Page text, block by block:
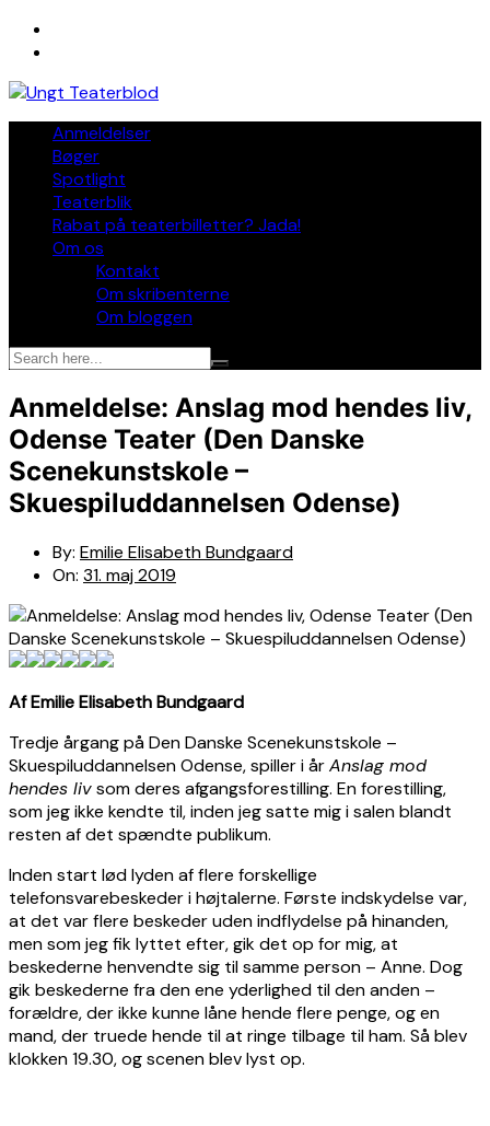
Skip
Anmeldelser
Bøger
Spotlight
Teaterblik
Rabat på teaterbilletter? Jada!
Om os
Kontakt
Om skribenterne
Om bloggen
Anmeldelse: Anslag mod hendes liv,
Odense Teater (Den Danske
Scenekunstskole –
Skuespiluddannelsen Odense)
By: Emilie Elisabeth Bundgaard
On: 31. maj 2019
Af Emilie Elisabeth Bundgaard
Tredje årgang på Den Danske Scenekunstskole –
Skuespiluddannelsen Odense, spiller i årAnslag mod
hendes livsom deres afgangsforestilling. En forestilling,
som jeg ikke kendte til, inden jeg satte mig i salen blandt
resten af det spændte publikum.
Inden start lød lyden af flere forskellige
telefonsvarebeskeder i højtalerne. Første indskydelse var,
at det var flere beskeder uden indflydelse på hinanden,
men som jeg fik lyttet efter, gik det op for mig, at
beskederne henvendte sig til samme person – Anne. Dog
gik beskederne fra den ene yderlighed til den anden –
forældre, der ikke kunne låne hende flere penge, og en
mand, der truede hende til at ringe tilbage til ham. Så blev
klokken 19.30, og scenen blev lyst op.